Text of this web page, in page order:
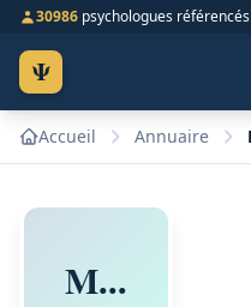
30986 psychologues référencés
Ψ
Accueil Annuaire
M...